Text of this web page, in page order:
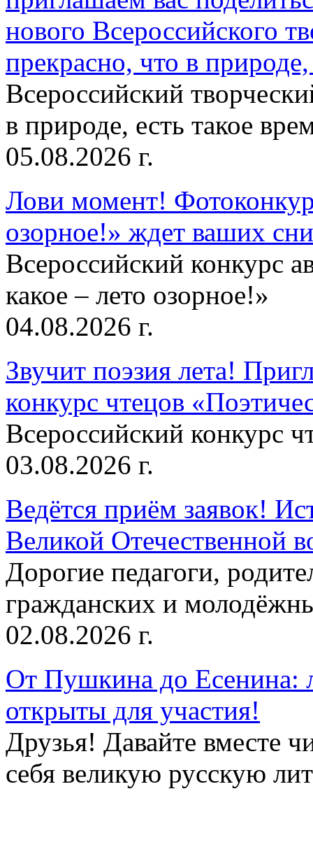
нового Всероссийского
прекрасно, что в
Всероссийский
в природе, есть такое
05.08.2026 г.
Лови момент!
озорное!» ждет ваших
Всероссийский конкурс
какое – лето озорное!»
04.08.2026 г.
Звучит поэзия лета!
конкурс чтецов
Всероссийский конкурс
03.08.2026 г.
Ведётся приём заявок!
Великой Отечественной
Дорогие педагоги,
гражданских и
02.08.2026 г.
От Пушкина до Есенина:
открыты для участия!
Друзья! Давайте вместе
себя великую русскую